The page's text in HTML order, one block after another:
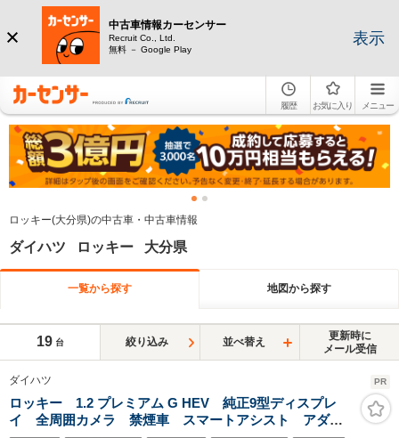
中古車情報カーセンサー
Recruit Co., Ltd.
無料 － Google Play
表示
履歴 お気に入り メニュー
ロッキー(大分県)の中古車・中古車情報
ダイハツ ロッキー 大分県
一覧から探す 地図から探す
19 台 絞り込み 並べ替え
更新時に
メール受信
ダイハツ PR
ロッキー 1.2 プレミアム G HEV 純正9型ディスプレ
イ 全周囲カメラ 禁煙車 スマートアシスト アダプ